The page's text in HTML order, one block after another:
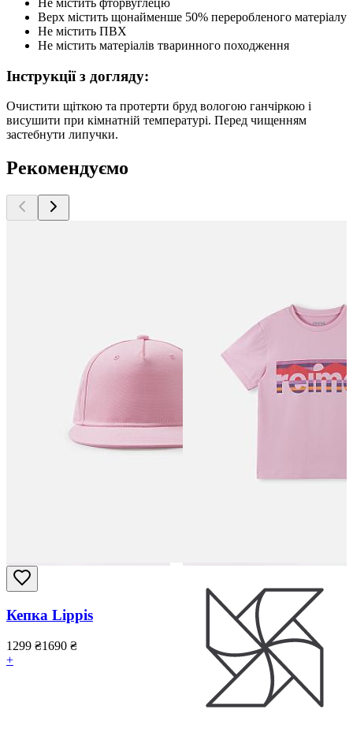
Не містить фторвуглецю
Верх містить щонайменше 50% переробленого матеріалу
Не містить ПВХ
Не містить матеріалів тваринного походження
Інструкції з догляду:
Очистити щіткою та протерти бруд вологою ганчіркою і
висушити при кімнатній температурі. Перед чищенням
застебнути липучки.
Рекомендуємо
Кепка Lippis
1299 ₴1690 ₴
+